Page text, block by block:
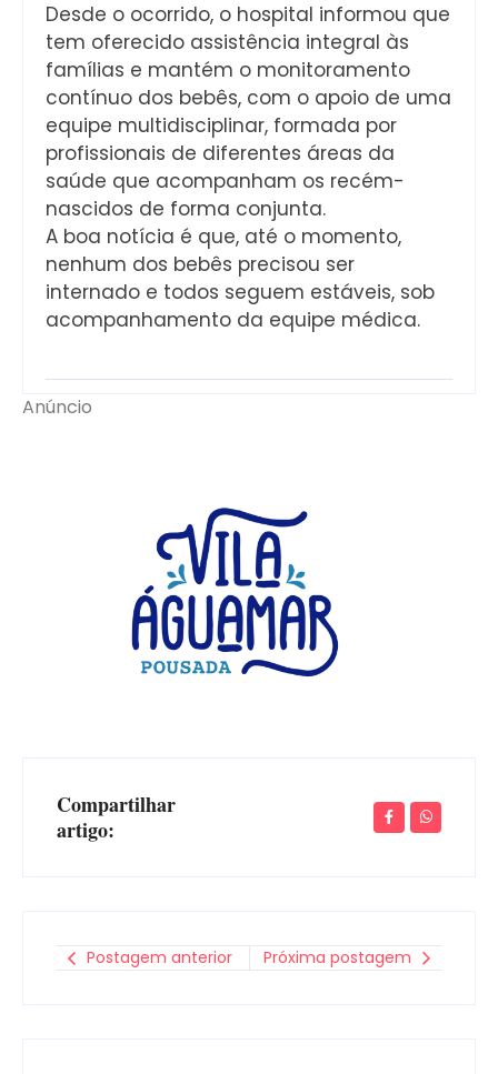
Desde o ocorrido, o hospital informou que
tem oferecido assistência integral às
famílias e mantém o monitoramento
contínuo dos bebês, com o apoio de uma
equipe multidisciplinar, formada por
profissionais de diferentes áreas da
saúde que acompanham os recém-
nascidos de forma conjunta.
A boa notícia é que, até o momento,
nenhum dos bebês precisou ser
internado e todos seguem estáveis, sob
acompanhamento da equipe médica.
Anúncio
Compartilhar
artigo:
Postagem anterior Próxima postagem